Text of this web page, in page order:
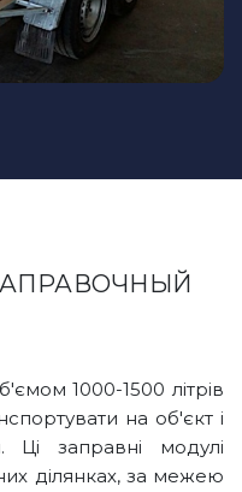
1000-1500 літрів
на об'єкт і
Ці заправні модулі
ділянках, за межею